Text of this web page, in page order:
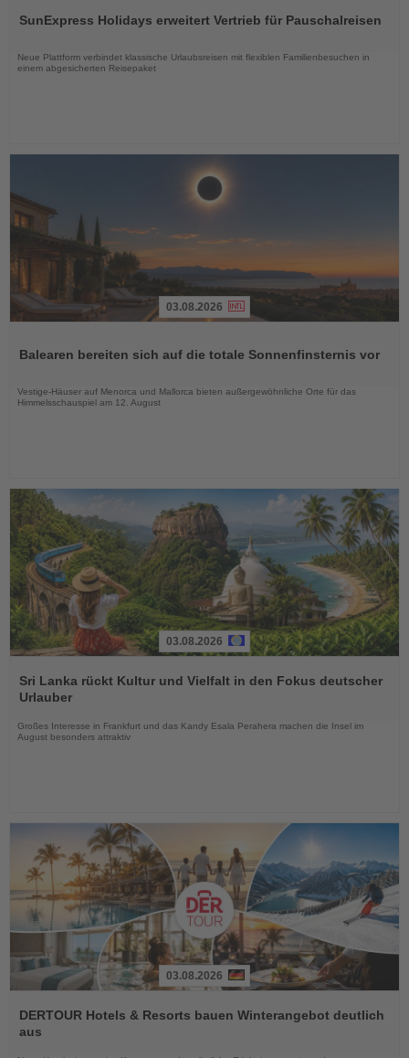
die
SunExpress Holidays erweitert Vertrieb für Pauschalreisen
Neue Plattform verbindet klassische Urlaubsreisen mit flexiblen Familienbesuchen in
einem abgesicherten Reisepaket
die
03.08.2026
Balearen bereiten sich auf die totale Sonnenfinsternis vor
Vestige-Häuser auf Menorca und Mallorca bieten außergewöhnliche Orte für das
Himmelsschauspiel am 12. August
Sie
die
03.08.2026
Sri Lanka rückt Kultur und Vielfalt in den Fokus deutscher
Urlauber
Großes Interesse in Frankfurt und das Kandy Esala Perahera machen die Insel im
August besonders attraktiv
Sie
die
03.08.2026
DERTOUR Hotels & Resorts bauen Winterangebot deutlich
aus